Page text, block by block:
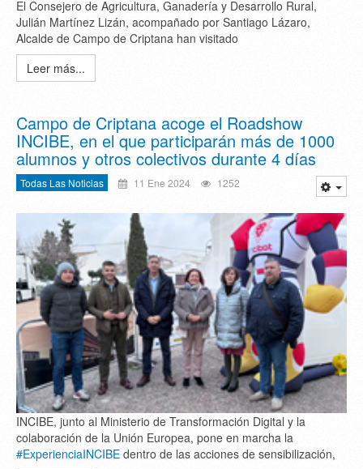
El Consejero de Agricultura, Ganadería y Desarrollo Rural,
Julián Martínez Lizán, acompañado por Santiago Lázaro,
Alcalde de Campo de Criptana han visitado
Leer más...
Campo de Criptana acoge el Roadshow
INCIBE, en el que participarán más de 1000
alumnos y otros colectivos durante 4 días
Todas Las Noticias 11 Ene 2024 1252
INCIBE, junto al Ministerio de Transformación Digital y la
colaboración de la Unión Europea, pone en marcha la
#ExperienciaINCIBE dentro de las acciones de sensibilización,